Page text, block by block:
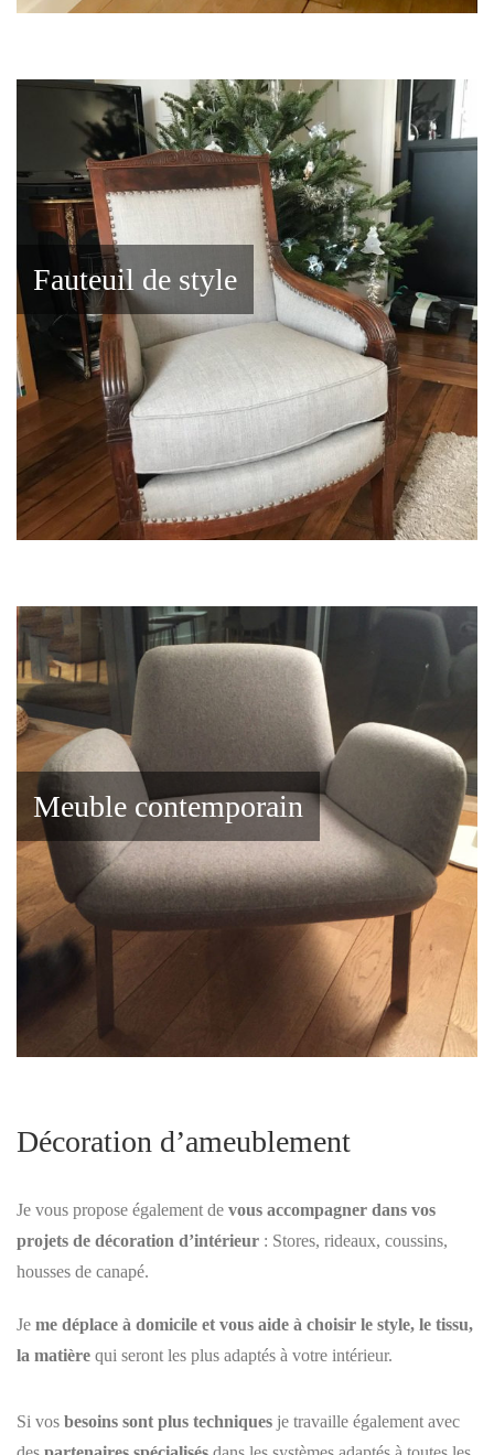
Fauteuil de style
Meuble contemporain
Décoration d’ameublement
Je vous propose également de vous accompagner dans vos
projets de décoration d’intérieur : Stores, rideaux, coussins,
housses de canapé.
Je me déplace à domicile et vous aide à choisir le style, le tissu,
la matière qui seront les plus adaptés à votre intérieur.
Si vos besoins sont plus techniques je travaille également avec